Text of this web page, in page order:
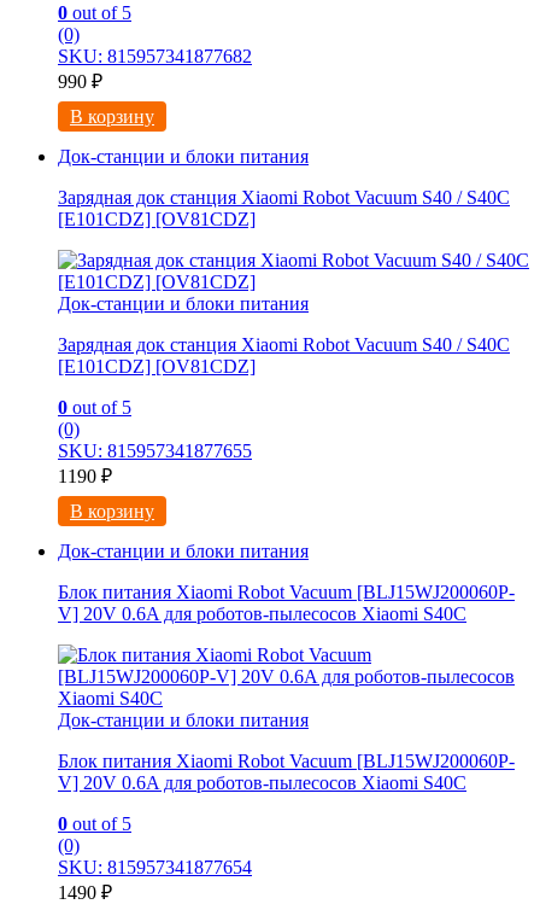
0 out of 5
(0)
SKU: 815957341877682
990 ₽
В корзину
Док-станции и блоки питания
Зарядная док станция Xiaomi Robot Vacuum S40 / S40C
[E101CDZ] [OV81CDZ]
Док-станции и блоки питания
Зарядная док станция Xiaomi Robot Vacuum S40 / S40C
[E101CDZ] [OV81CDZ]
0 out of 5
(0)
SKU: 815957341877655
1190 ₽
В корзину
Док-станции и блоки питания
Блок питания Xiaomi Robot Vacuum [BLJ15WJ200060P-
V] 20V 0.6A для роботов-пылесосов Xiaomi S40C
Док-станции и блоки питания
Блок питания Xiaomi Robot Vacuum [BLJ15WJ200060P-
V] 20V 0.6A для роботов-пылесосов Xiaomi S40C
0 out of 5
(0)
SKU: 815957341877654
1490 ₽